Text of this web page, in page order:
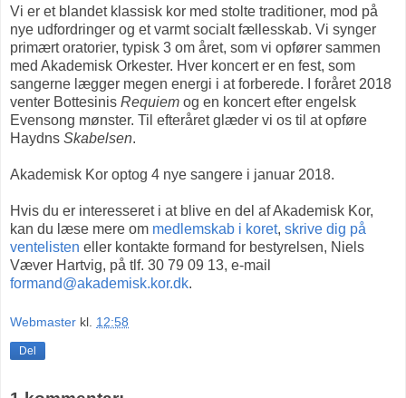
Vi er et blandet klassisk kor med stolte traditioner, mod på
nye udfordringer og et varmt socialt fællesskab. Vi synger
primært oratorier, typisk 3 om året, som vi opfører sammen
med Akademisk Orkester. Hver koncert er en fest, som
sangerne lægger megen energi i at forberede. I foråret 2018
venter Bottesinis Requiem og en koncert efter engelsk
Evensong mønster. Til efteråret glæder vi os til at opføre
Haydns Skabelsen.
Akademisk Kor optog 4 nye sangere i januar 2018.
Hvis du er interesseret i at blive en del af Akademisk Kor,
kan du læse mere om medlemskab i koret, skrive dig på
ventelisten eller kontakte formand for bestyrelsen, Niels
Væver Hartvig, på tlf. 30 79 09 13, e-mail
formand@akademisk.kor.dk.
Webmaster kl. 12:58
Del